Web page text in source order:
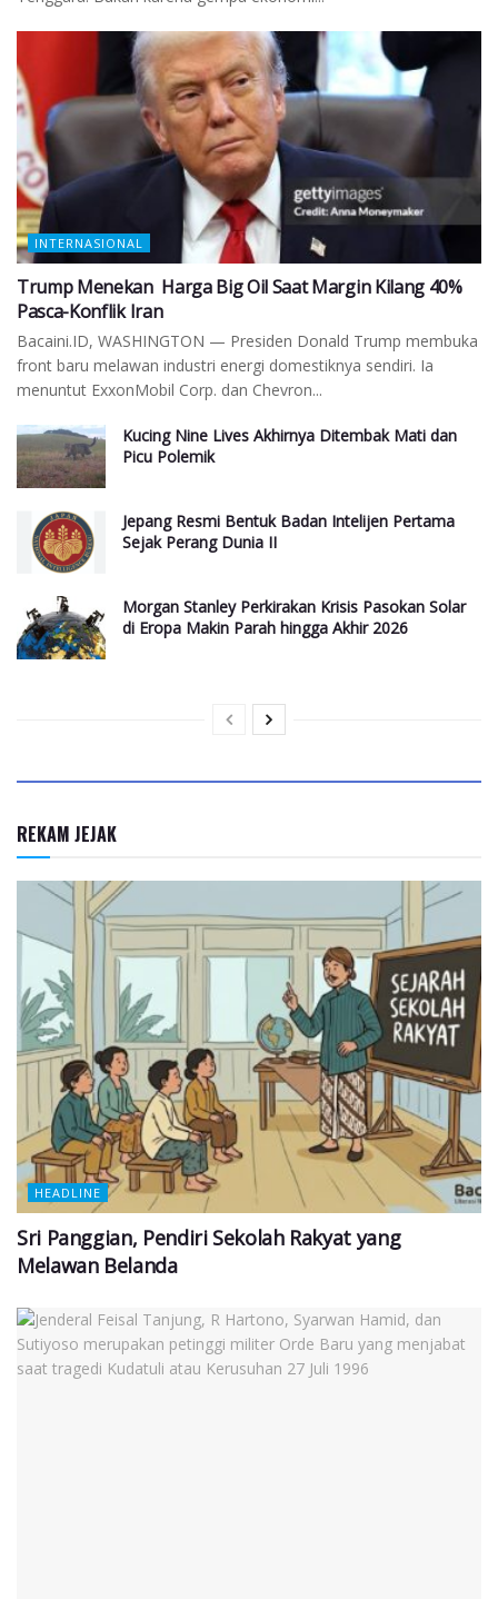
INTERNASIONAL
Trump Menekan Harga Big Oil Saat Margin Kilang 40%
Pasca-Konflik Iran
Bacaini.ID, WASHINGTON — Presiden Donald Trump membuka
front baru melawan industri energi domestiknya sendiri. Ia
menuntut ExxonMobil Corp. dan Chevron...
Kucing Nine Lives Akhirnya Ditembak Mati dan
Picu Polemik
Jepang Resmi Bentuk Badan Intelijen Pertama
Sejak Perang Dunia II
Morgan Stanley Perkirakan Krisis Pasokan Solar
di Eropa Makin Parah hingga Akhir 2026
REKAM JEJAK
HEADLINE
Sri Panggian, Pendiri Sekolah Rakyat yang
Melawan Belanda